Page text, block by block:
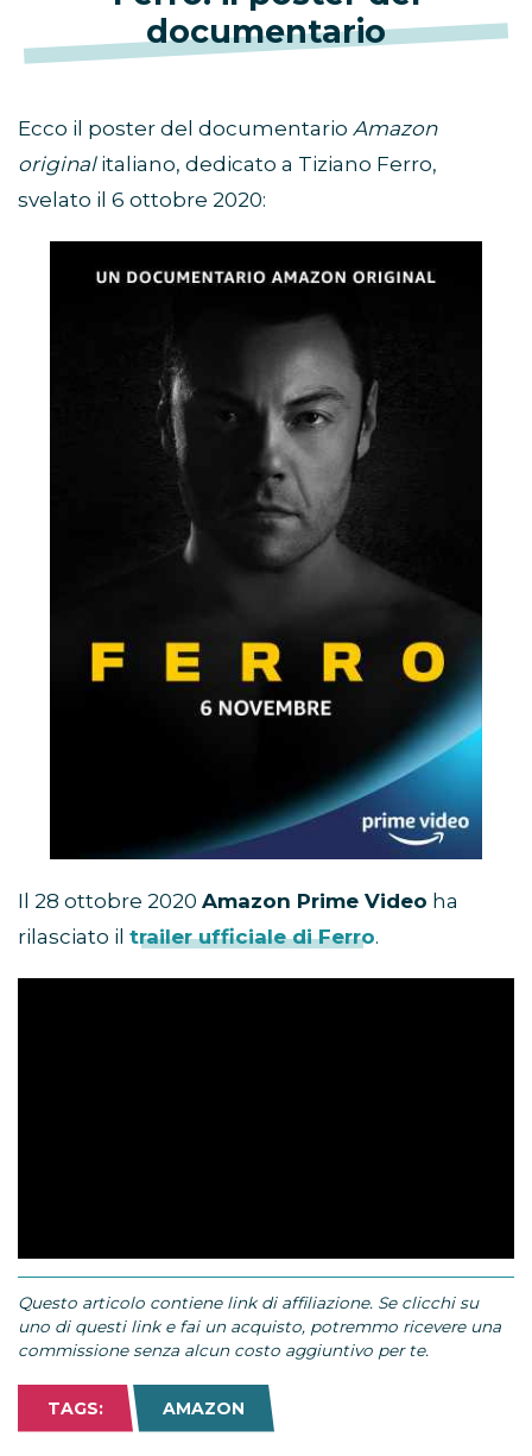
documentario
Ecco il poster del documentario Amazon
original italiano, dedicato a Tiziano Ferro,
svelato il 6 ottobre 2020:
Il 28 ottobre 2020 Amazon Prime Video ha
rilasciato il trailer ufficiale di Ferro.
Questo articolo contiene link di affiliazione. Se clicchi su
uno di questi link e fai un acquisto, potremmo ricevere una
commissione senza alcun costo aggiuntivo per te.
TAGS: AMAZON